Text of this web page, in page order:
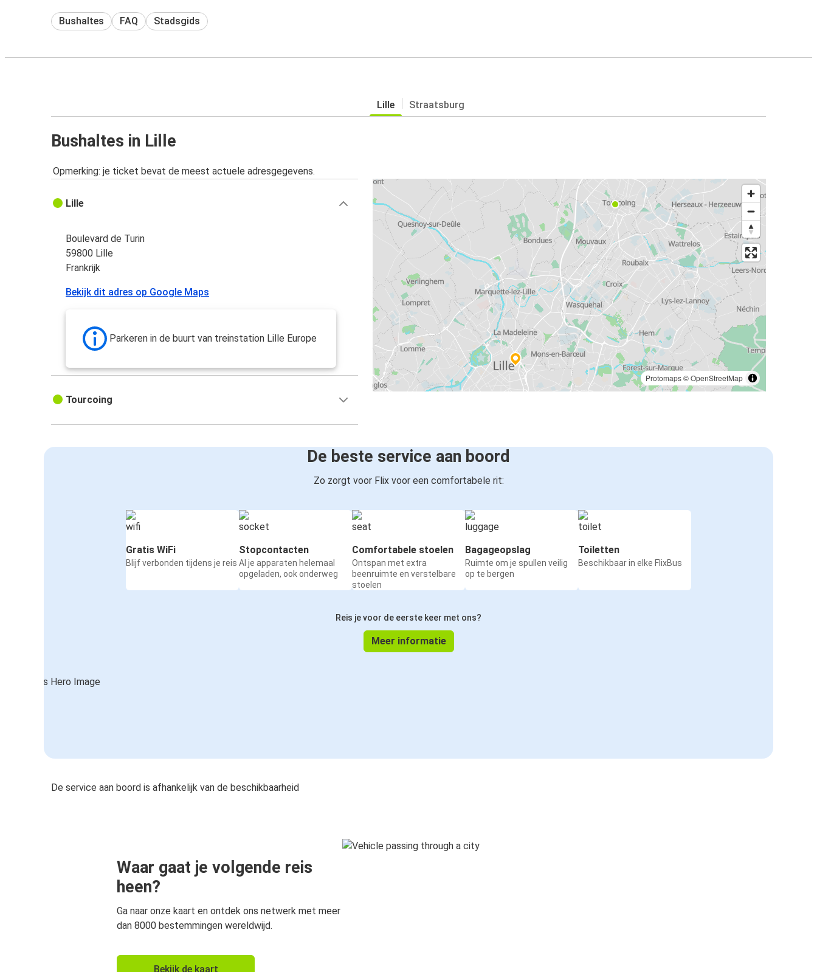
Bushaltes FAQ Stadsgids
Lille Straatsburg
Bushaltes in Lille
Opmerking: je ticket bevat de meest actuele adresgegevens.
Protomaps©OpenStreetMap
Lille
Boulevard de Turin
59800 Lille
Frankrijk
Bekijk dit adres op Google Maps
Parkeren in de buurt van treinstation Lille Europe
Tourcoing
De beste service aan boord
Zo zorgt voor Flix voor een comfortabele rit:
Gratis WiFi
Blijf verbonden tijdens je reis
Stopcontacten
Al je apparaten helemaal
opgeladen, ook onderweg
Comfortabele stoelen
Ontspan met extra
beenruimte en verstelbare
stoelen
Bagageopslag
Ruimte om je spullen veilig
op te bergen
Toiletten
Beschikbaar in elke FlixBus
Reis je voor de eerste keer met ons?
Meer informatie
De service aan boord is afhankelijk van de beschikbaarheid
Waar gaat je volgende reis
heen?
Ga naar onze kaart en ontdek ons netwerk met meer
dan 8000 bestemmingen wereldwijd.
Bekijk de kaart